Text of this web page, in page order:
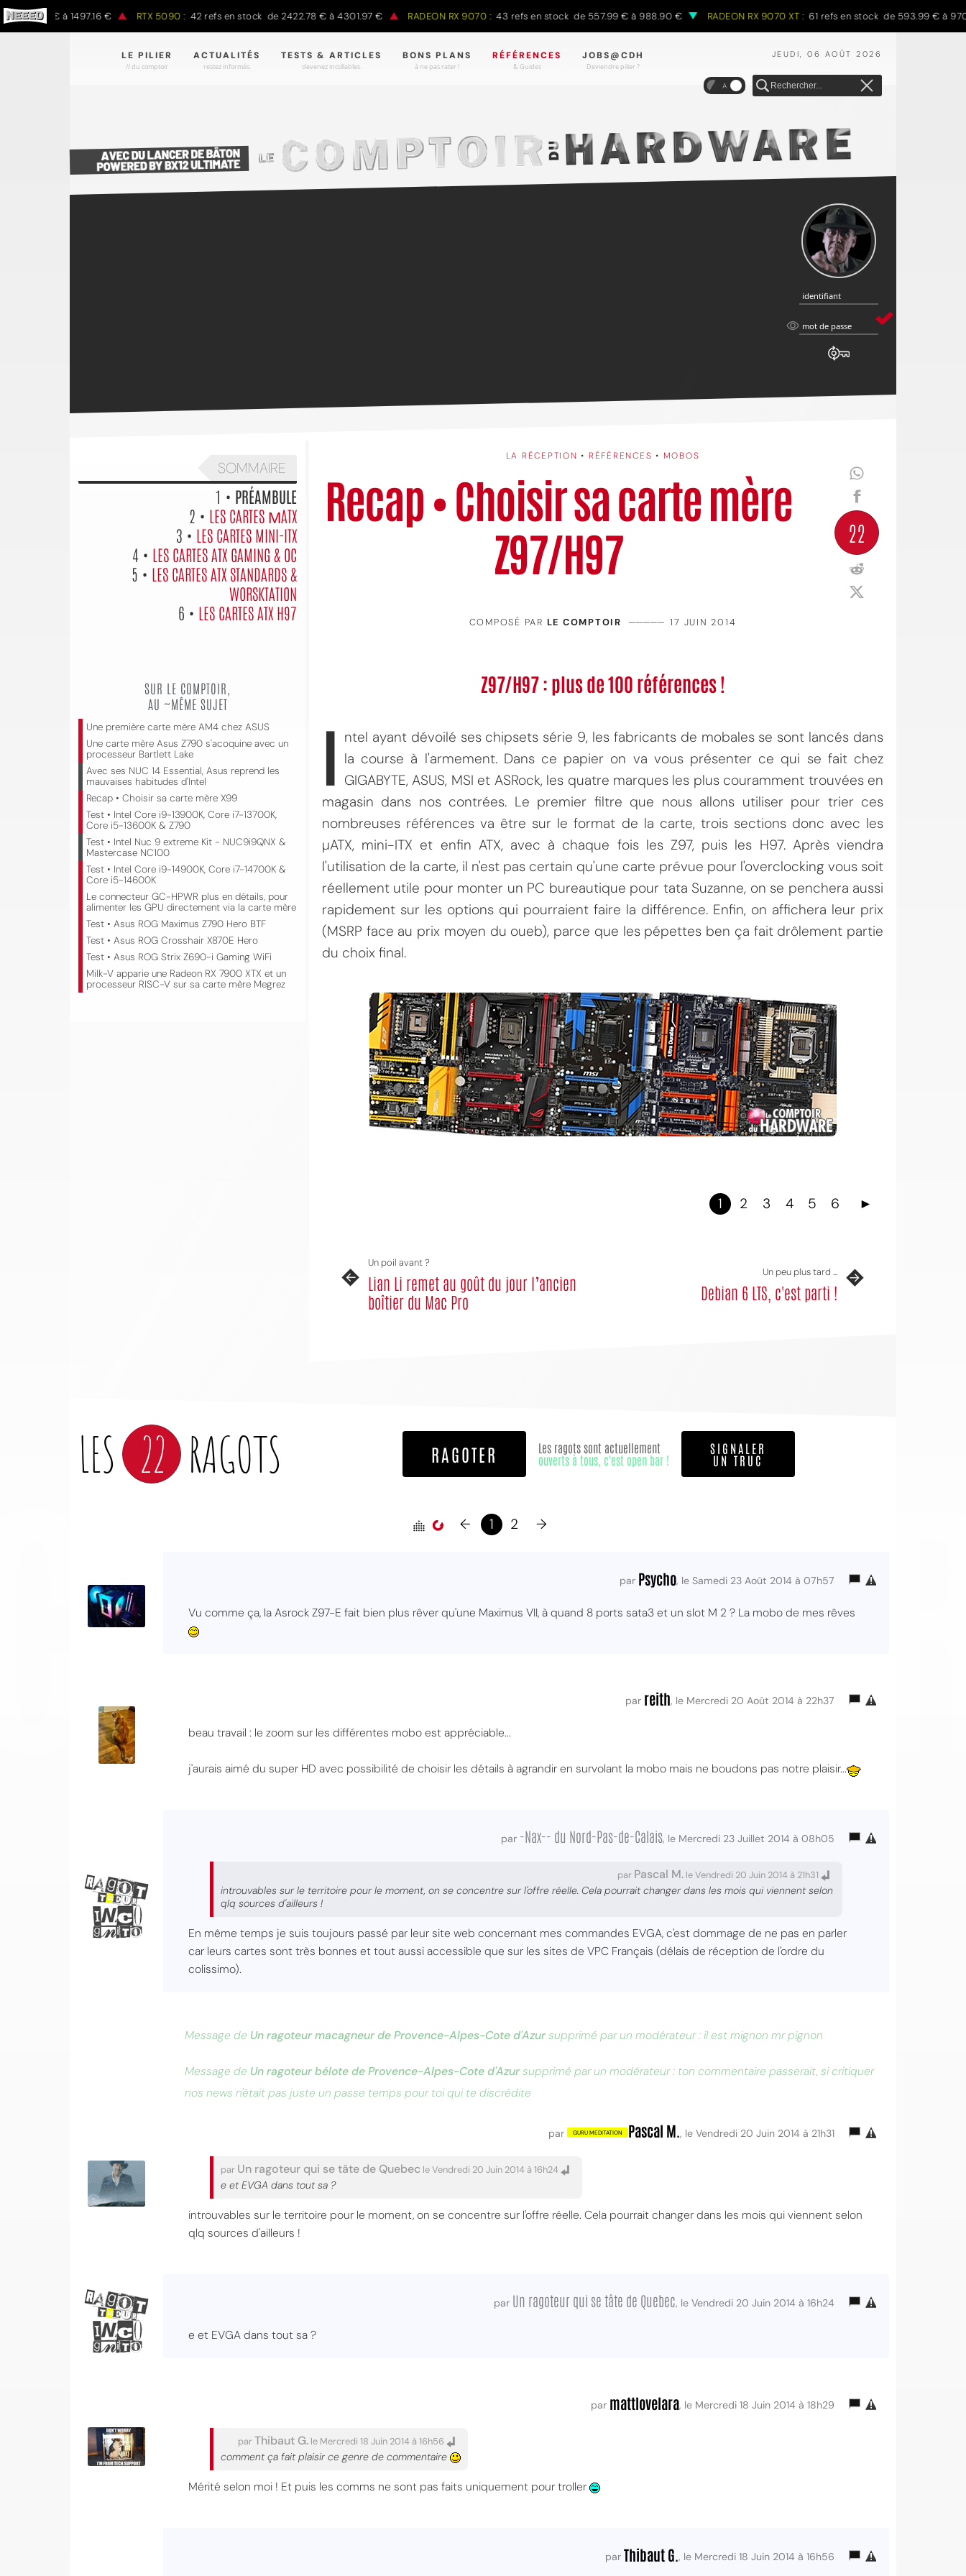
797.00 € à 1497.16 € RTX 5090 : 42 refs en stock de 2422.78 € à 4301.97 € RADEON RX 9070 : 43 refs en stock de 557.99 € à 988.90 € RADEON RX 9070 XT : 61 refs en stock de 593.99 € à
JEUDI, 06 AOÛT 2026
LE PILIER
// du comptoir
ACTUALITÉS
restez informés.
TESTS & ARTICLES
devenez incollables.
BONS PLANS
à ne pas rater !
RÉFÉRENCES
& Guides
JOBS@CDH
Deviendre pilier ?
A
identifiant
identifiant
mot
mot de passe
LA RÉCEPTION • RÉFÉRENCES • MOBOS
Recap • Choisir sa carte mère
Z97/H97
22
COMPOSÉ PAR LE COMPTOIR ————— 17 JUIN 2014
Z97/H97 : plus de 100 références !
I ntel ayant dévoilé ses chipsets série 9, les fabricants de mobales se sont lancés dans
la course à l'armement. Dans ce papier on va vous présenter ce qui se fait chez
GIGABYTE, ASUS, MSI et ASRock, les quatre marques les plus couramment trouvées en
magasin dans nos contrées. Le premier filtre que nous allons utiliser pour trier ces
nombreuses références va être sur le format de la carte, trois sections donc avec les
µATX, mini-ITX et enfin ATX, avec à chaque fois les Z97, puis les H97. Après viendra
l'utilisation de la carte, il n'est pas certain qu'une carte prévue pour l'overclocking vous soit
réellement utile pour monter un PC bureautique pour tata Suzanne, on se penchera aussi
rapidement sur les options qui pourraient faire la différence. Enfin, on affichera leur prix
(MSRP face au prix moyen du oueb), parce que les pépettes ben ça fait drôlement partie
du choix final.
1 2 3 4 5 6 ►
Un poil avant ?
Lian Li remet au goût du jour l’ancien
boîtier du Mac Pro
Un peu plus tard ...
Debian 6 LTS, c'est parti !
SOMMAIRE
1 • PRÉAMBULE
2 • LES CARTES ΜATX
3 • LES CARTES MINI-ITX
4 • LES CARTES ATX GAMING & OC
5 • LES CARTES ATX STANDARDS &
WORSKTATION
6 • LES CARTES ATX H97
SUR LE COMPTOIR,
AU ~MÊME SUJET
Une première carte mère AM4 chez ASUS
Une carte mère Asus Z790 s'acoquine avec un
processeur Bartlett Lake
Avec ses NUC 14 Essential, Asus reprend les
mauvaises habitudes d'Intel
Recap • Choisir sa carte mère X99
Test • Intel Core i9-13900K, Core i7-13700K,
Core i5-13600K & Z790
Test • Intel Nuc 9 extreme Kit - NUC9i9QNX &
Mastercase NC100
Test • Intel Core i9-14900K, Core i7-14700K &
Core i5-14600K
Le connecteur GC-HPWR plus en détails, pour
alimenter les GPU directement via la carte mère
Test • Asus ROG Maximus Z790 Hero BTF
Test • Asus ROG Crosshair X870E Hero
Test • Asus ROG Strix Z690-i Gaming WiFi
Milk-V apparie une Radeon RX 7900 XTX et un
processeur RISC-V sur sa carte mère Megrez
LES 22 RAGOTS RAGOTER
Les ragots sont actuellement
ouverts à tous, c'est open bar !
SIGNALER
UN TRUC
← 1 2 →
par Psycho, le Samedi 23 Août 2014 à 07h57
Vu comme ça, la Asrock Z97-E fait bien plus rêver qu'une Maximus VII, à quand 8 ports sata3 et un slot M 2 ? La mobo de mes rêves
par reith, le Mercredi 20 Août 2014 à 22h37
beau travail : le zoom sur les différentes mobo est appréciable...
j'aurais aimé du super HD avec possibilité de choisir les détails à agrandir en survolant la mobo mais ne boudons pas notre plaisir...
par -Nax-- du Nord-Pas-de-Calais, le Mercredi 23 Juillet 2014 à 08h05
par Pascal M. le Vendredi 20 Juin 2014 à 21h31
introuvables sur le territoire pour le moment, on se concentre sur l'offre réelle. Cela pourrait changer dans les mois qui viennent selon
qlq sources d'ailleurs !
En même temps je suis toujours passé par leur site web concernant mes commandes EVGA, c'est dommage de ne pas en parler
car leurs cartes sont très bonnes et tout aussi accessible que sur les sites de VPC Français (délais de réception de l'ordre du
colissimo).
Message de Un ragoteur macagneur de Provence-Alpes-Cote d'Azursupprimé par un modérateur : il est mignon mr pignon
Message de Un ragoteur bélote de Provence-Alpes-Cote d'Azursupprimé par un modérateur : ton commentaire passerait, si critiquer
nos news n'était pas juste un passe temps pour toi qui te discrédite
par Pascal M. , le Vendredi 20 Juin 2014 à 21h31
par Un ragoteur qui se tâte de Quebec le Vendredi 20 Juin 2014 à 16h24
e et EVGA dans tout sa ?
introuvables sur le territoire pour le moment, on se concentre sur l'offre réelle. Cela pourrait changer dans les mois qui viennent selon
qlq sources d'ailleurs !
par Un ragoteur qui se tâte de Quebec, le Vendredi 20 Juin 2014 à 16h24
e et EVGA dans tout sa ?
par mattlovelara, le Mercredi 18 Juin 2014 à 18h29
parThibaut G. le Mercredi 18 Juin 2014 à 16h56
comment ça fait plaisir ce genre de commentaire
Mérité selon moi ! Et puis les comms ne sont pas faits uniquement pour troller
par Thibaut G. , le Mercredi 18 Juin 2014 à 16h56